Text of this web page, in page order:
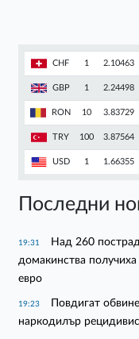
CHF 1 2.10463
GBP 1 2.24498
RON 10 3.83729
TRY 100 3.87564
USD 1 1.66355
Последни
19:31
Над 260
домакинства
евро
19:23
Повдигат
наркодилър